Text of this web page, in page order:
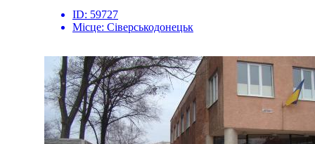
ID: 59727
Місце: Сіверськодонецьк